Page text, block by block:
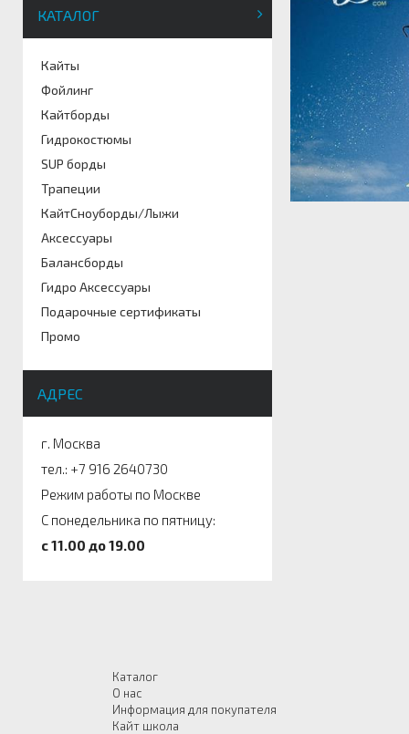
КАТАЛОГ
Кайты
Фойлинг
Кайтборды
Гидрокостюмы
SUP борды
Трапеции
КайтСноуборды/Лыжи
Аксессуары
Балансборды
Гидро Аксессуары
Подарочные сертификаты
Промо
АДРЕС
г. Москва
тел.: +7 916 2640730
Режим работы по Москве
С понедельника по пятницу:
c 11.00 до 19.00
Каталог
О нас
Информация для покупателя
Кайт школа